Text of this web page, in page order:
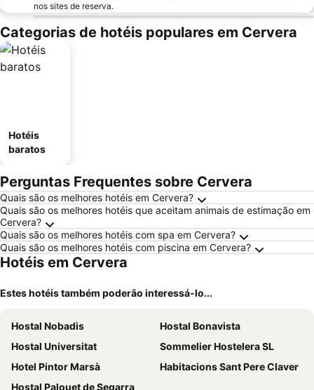
nos sites de reserva.
Categorias de hotéis populares em Cervera
Hotéis
baratos
Perguntas Frequentes sobre Cervera
Quais são os melhores hotéis em Cervera?
Quais são os melhores hotéis que aceitam animais de estimação em
Cervera?
Quais são os melhores hotéis com spa em Cervera?
Quais são os melhores hotéis com piscina em Cervera?
Hotéis em Cervera
Estes hotéis também poderão interessá-lo...
Hostal Nobadis
Hostal Bonavista
Hostal Universitat
Sommelier Hostelera SL
Hotel Pintor Marsà
Habitacions Sant Pere Claver
Hostal Palouet de Segarra